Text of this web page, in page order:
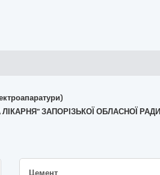
ЗАПОРІЗЬКОЇ ОБЛАСНОЇ РАДИ
Цемент